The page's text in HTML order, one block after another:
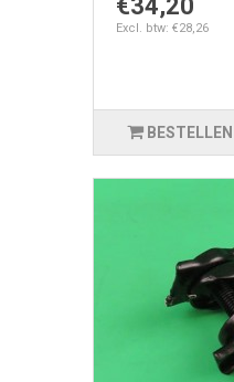
€34,20
Excl. btw: €28,26
BESTELLEN